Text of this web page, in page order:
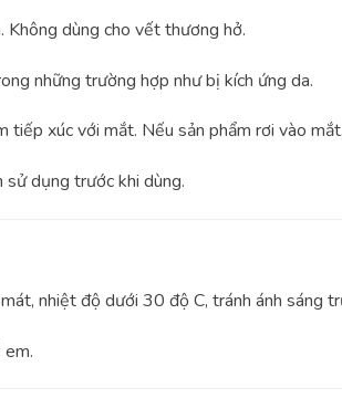
Không dùng cho vết thương hở.
những trường hợp như bị kích ứng da.
tiếp xúc với mắt. Nếu sản phẩm rơi vào
dụng trước khi dùng.
nhiệt độ dưới 30 độ C, tránh ánh sáng